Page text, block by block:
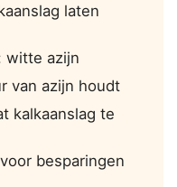
laten
witte azijn
van azijn houdt
kalkaanslag te
besparingen